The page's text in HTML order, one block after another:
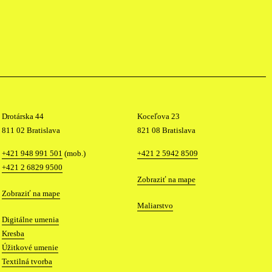
Drotárska 44
811 02 Bratislava
Telefón
+421 948 991 501 (mob.)
+421 2 6829 9500
Mapa
Zobraziť na mape
Katedry
Digitálne umenia
Kresba
Úžitkové umenie
Textilná tvorba
Koceľova 23
821 08 Bratislava
Telefón
+421 2 5942 8509
Mapa
Zobraziť na mape
Katedry
Maliarstvo